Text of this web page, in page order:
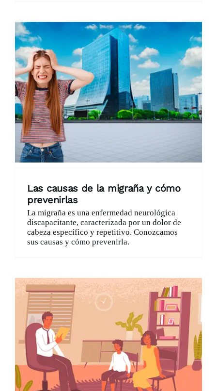
Las causas de la migraña y cómo
prevenirlas
La migraña es una enfermedad neurológica
discapacitante, caracterizada por un dolor de
cabeza específico y repetitivo. Conozcamos
sus causas y cómo prevenirla.